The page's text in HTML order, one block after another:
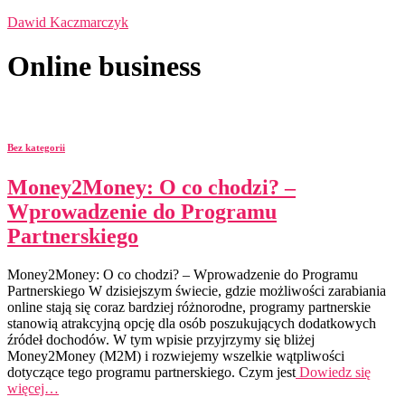
Dawid Kaczmarczyk
Online business
Bez kategorii
Money2Money: O co chodzi? –
Wprowadzenie do Programu
Partnerskiego
Money2Money: O co chodzi? – Wprowadzenie do Programu
Partnerskiego W dzisiejszym świecie, gdzie możliwości zarabiania
online stają się coraz bardziej różnorodne, programy partnerskie
stanowią atrakcyjną opcję dla osób poszukujących dodatkowych
źródeł dochodów. W tym wpisie przyjrzymy się bliżej
Money2Money (M2M) i rozwiejemy wszelkie wątpliwości
dotyczące tego programu partnerskiego. Czym jest Dowiedz się
więcej…